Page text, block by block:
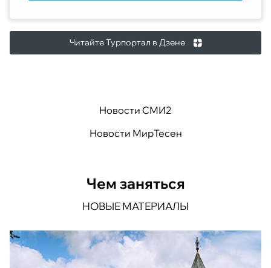
Читайте Турпортал в Дзене
Новости СМИ2
Новости МирТесен
Чем заняться
НОВЫЕ МАТЕРИАЛЫ